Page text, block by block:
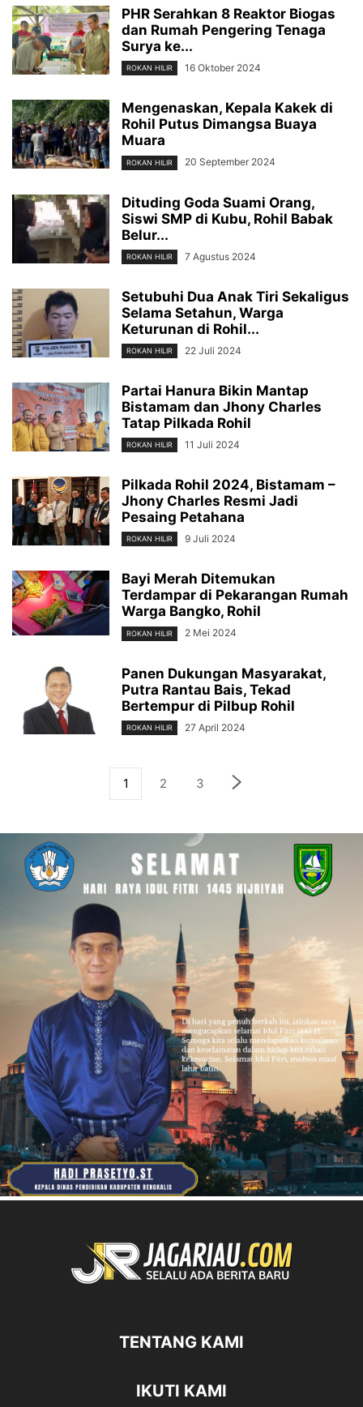
PHR Serahkan 8 Reaktor Biogas
dan Rumah Pengering Tenaga
Surya ke...
ROKAN HILIR 16 Oktober 2024
Mengenaskan, Kepala Kakek di
Rohil Putus Dimangsa Buaya
Muara
ROKAN HILIR 20 September 2024
Dituding Goda Suami Orang,
Siswi SMP di Kubu, Rohil Babak
Belur...
ROKAN HILIR 7 Agustus 2024
Setubuhi Dua Anak Tiri Sekaligus
Selama Setahun, Warga
Keturunan di Rohil...
ROKAN HILIR 22 Juli 2024
Partai Hanura Bikin Mantap
Bistamam dan Jhony Charles
Tatap Pilkada Rohil
ROKAN HILIR 11 Juli 2024
Pilkada Rohil 2024, Bistamam –
Jhony Charles Resmi Jadi
Pesaing Petahana
ROKAN HILIR 9 Juli 2024
Bayi Merah Ditemukan
Terdampar di Pekarangan Rumah
Warga Bangko, Rohil
ROKAN HILIR 2 Mei 2024
Panen Dukungan Masyarakat,
Putra Rantau Bais, Tekad
Bertempur di Pilbup Rohil
ROKAN HILIR 27 April 2024
1 2 3
TENTANG KAMI
IKUTI KAMI